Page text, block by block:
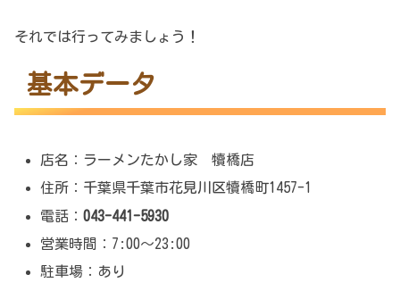
それでは行ってみましょう！
基本データ
店名：ラーメンたかし家 犢橋店
住所：千葉県千葉市花見川区犢橋町1457-1
電話：043-441-5930
営業時間：7:00～23:00
駐車場：あり